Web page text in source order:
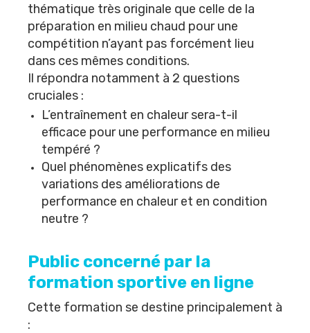
thématique très originale que celle de la
préparation en milieu chaud pour une
compétition n’ayant pas forcément lieu
dans ces mêmes conditions.
Il répondra notamment à 2 questions
cruciales :
L’entraînement en chaleur sera-t-il
efficace pour une performance en milieu
tempéré ?
Quel phénomènes explicatifs des
variations des améliorations de
performance en chaleur et en condition
neutre ?
Public concerné par la
formation sportive en ligne
Cette formation se destine principalement à
: